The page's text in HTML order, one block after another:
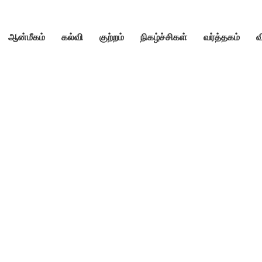
ஆன்மீகம் கல்வி குற்றம் நிகழ்ச்சிகள் வர்த்தகம்